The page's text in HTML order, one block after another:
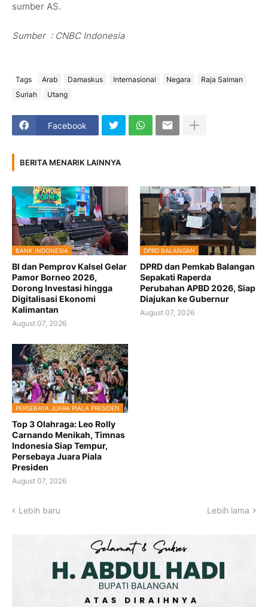
sumber AS.
Sumber : CNBC Indonesia
Tags Arab Damaskus Internasional Negara
Raja Salman
Suriah
Utang
Facebook
BERITA MENARIK LAINNYA
BANK INDONESIA
BI dan Pemprov Kalsel Gelar
Pamor Borneo 2026,
Dorong Investasi hingga
Digitalisasi Ekonomi
Kalimantan
August 07, 2026
DPRD BALANGAN
DPRD dan Pemkab Balangan
Sepakati Raperda
Perubahan APBD 2026, Siap
Diajukan ke Gubernur
August 07, 2026
PERSEBAYA JUARA PIALA PRESIDEN
Top 3 Olahraga: Leo Rolly
Carnando Menikah, Timnas
Indonesia Siap Tempur,
Persebaya Juara Piala
Presiden
August 07, 2026
Lebih baru Lebih lama